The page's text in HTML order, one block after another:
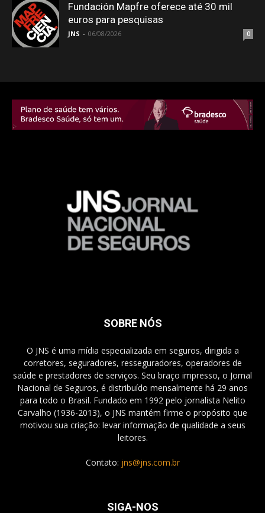
Fundación Mapfre oferece até 30 mil
euros para pesquisas
JNS - 06/08/2026 0
SOBRE NÓS
O JNS é uma mídia especializada em seguros, dirigida a
corretores, seguradores, resseguradores, operadores de
saúde e prestadores de serviços. Seu braço impresso, o Jornal
Nacional de Seguros, é distribuído mensalmente há 29 anos
para todo o Brasil. Fundado em 1992 pelo jornalista Nelito
Carvalho (1936-2013), o JNS mantém firme o propósito que
motivou sua criação: levar informação de qualidade a seus
leitores.
Contato: jns@jns.com.br
SIGA-NOS